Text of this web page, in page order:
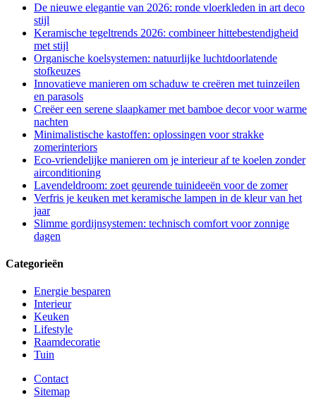
De nieuwe elegantie van 2026: ronde vloerkleden in art deco
stijl
Keramische tegeltrends 2026: combineer hittebestendigheid
met stijl
Organische koelsystemen: natuurlijke luchtdoorlatende
stofkeuzes
Innovatieve manieren om schaduw te creëren met tuinzeilen
en parasols
Creëer een serene slaapkamer met bamboe decor voor warme
nachten
Minimalistische kastoffen: oplossingen voor strakke
zomerinteriors
Eco-vriendelijke manieren om je interieur af te koelen zonder
airconditioning
Lavendeldroom: zoet geurende tuinideeën voor de zomer
Verfris je keuken met keramische lampen in de kleur van het
jaar
Slimme gordijnsystemen: technisch comfort voor zonnige
dagen
Categorieën
Energie besparen
Interieur
Keuken
Lifestyle
Raamdecoratie
Tuin
Contact
Sitemap